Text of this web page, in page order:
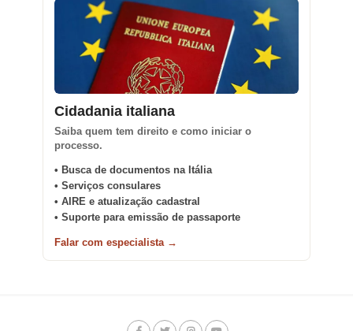
Cidadania italiana
Saiba quem tem direito e como iniciar o
processo.
• Busca de documentos na Itália
• Serviços consulares
• AIRE e atualização cadastral
• Suporte para emissão de passaporte
Falar com especialista →